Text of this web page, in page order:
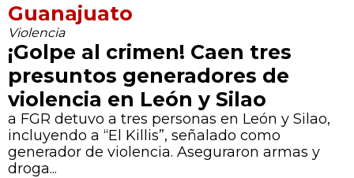
Guanajuato
Violencia
¡Golpe al crimen! Caen tres
presuntos generadores de
violencia en León y Silao
a FGR detuvo a tres personas en León y Silao,
incluyendo a “El Killis”, señalado como
generador de violencia. Aseguraron armas y
droga...